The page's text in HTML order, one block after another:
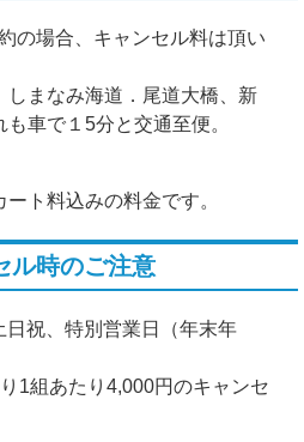
の場合、キャンセル料は頂い
しまなみ海道．尾道大橋、新
車で１5分と交通至便。
ト料込みの料金です。
ル時のご注意
日祝、特別営業日（年末年
1組あたり4,000円のキャンセ